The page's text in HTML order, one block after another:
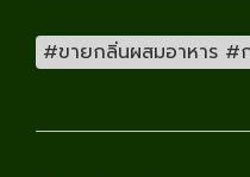
#ขายกลิ่นผสมอาหาร #